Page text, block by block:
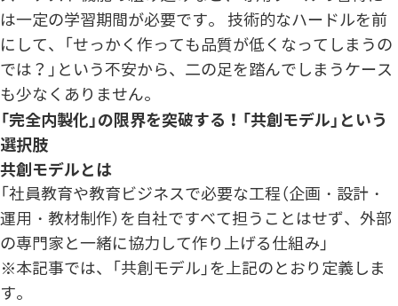
は一定の学習期間が必要です。 技術的なハードルを前
にして、「せっかく作っても品質が低くなってしまうの
では？」という不安から、二の足を踏んでしまうケース
も少なくありません。
「完全内製化」の限界を突破する！「共創モデル」という
選択肢
共創モデルとは
「社員教育や教育ビジネスで必要な工程（企画・設計・
運用・教材制作）を自社ですべて担うことはせず、外部
の専門家と一緒に協力して作り上げる仕組み」
※本記事では、「共創モデル」を上記のとおり定義しま
す。